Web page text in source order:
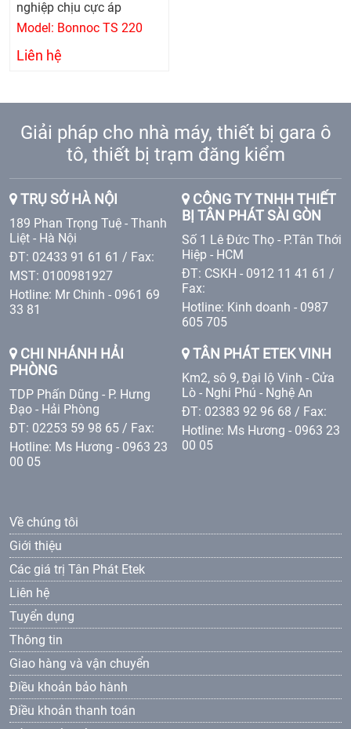
nghiệp chịu cực áp
Model: Bonnoc TS 220
Liên hệ
Giải pháp cho nhà máy, thiết bị gara ô
tô, thiết bị trạm đăng kiểm
TRỤ SỞ HÀ NỘI
189 Phan Trọng Tuệ - Thanh
Liệt - Hà Nội
ĐT: 02433 91 61 61 / Fax:
MST: 0100981927
Hotline: Mr Chinh - 0961 69
33 81
CÔNG TY TNHH THIẾT
BỊ TÂN PHÁT SÀI GÒN
Số 1 Lê Đức Thọ - P.Tân Thới
Hiệp - HCM
ĐT: CSKH - 0912 11 41 61 /
Fax:
Hotline: Kinh doanh - 0987
605 705
CHI NHÁNH HẢI
PHÒNG
TDP Phấn Dũng - P. Hưng
Đạo - Hải Phòng
ĐT: 02253 59 98 65 / Fax:
Hotline: Ms Hương - 0963 23
00 05
TÂN PHÁT ETEK VINH
Km2, sô 9, Đại lộ Vinh - Cửa
Lò - Nghi Phú - Nghệ An
ĐT: 02383 92 96 68 / Fax:
Hotline: Ms Hương - 0963 23
00 05
Về chúng tôi
Giới thiệu
Các giá trị Tân Phát Etek
Liên hệ
Tuyển dụng
Thông tin
Giao hàng và vận chuyển
Điều khoản bảo hành
Điều khoản thanh toán